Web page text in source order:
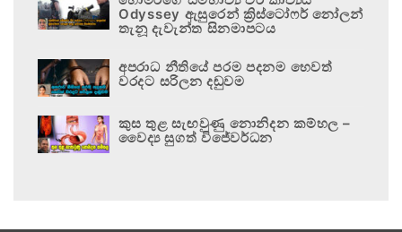
Odyssey ඇසුරෙන් ක්‍රිස්ටෝෆර් නෝලන්
තැනූ දැවැන්ත සිනමාපටය
අපරාධ නීතියේ පරම පදනම හෙවත්
වරදට සරිලන දඬුවම
කුස තුළ සැඟවුණු නොනිදන කම්හල –
වෛද්‍ය සුගත් විජේවර්ධන